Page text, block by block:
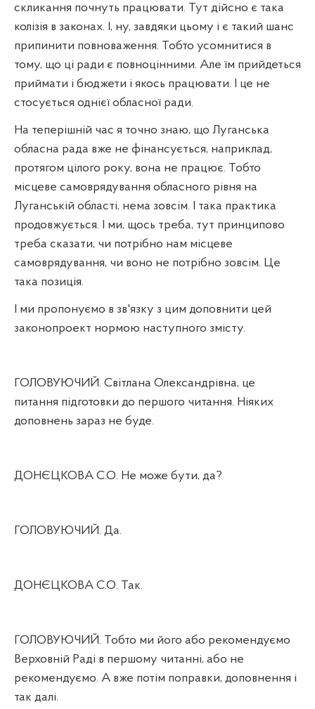
скликання почнуть працювати. Тут дійсно є така
колізія в законах. І, ну, завдяки цьому і є такий шанс
припинити повноваження. Тобто усомнитися в
тому, що ці ради є повноцінними. Але їм прийдеться
приймати і бюджети і якось працювати. І це не
стосується однієї обласної ради.
На теперішній час я точно знаю, що Луганська
обласна рада вже не фінансується, наприклад,
протягом цілого року, вона не працює. Тобто
місцеве самоврядування обласного рівня на
Луганській області, нема зовсім. І така практика
продовжується. І ми, щось треба, тут принципово
треба сказати, чи потрібно нам місцеве
самоврядування, чи воно не потрібно зовсім. Це
така позиція.
І ми пропонуємо в зв'язку з цим доповнити цей
законопроект нормою наступного змісту.
ГОЛОВУЮЧИЙ. Світлана Олександрівна, це
питання підготовки до першого читання. Ніяких
доповнень зараз не буде.
ДОНЄЦКОВА С.О. Не може бути, да?
ГОЛОВУЮЧИЙ. Да.
ДОНЄЦКОВА С.О. Так.
ГОЛОВУЮЧИЙ. Тобто ми його або рекомендуємо
Верховній Раді в першому читанні, або не
рекомендуємо. А вже потім поправки, доповнення і
так далі.